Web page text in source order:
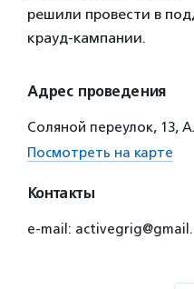
решили провести в
крауд-кампании.
Адрес проведения
Соляной переулок, 13,
Посмотреть на карте
Контакты
e-mail: